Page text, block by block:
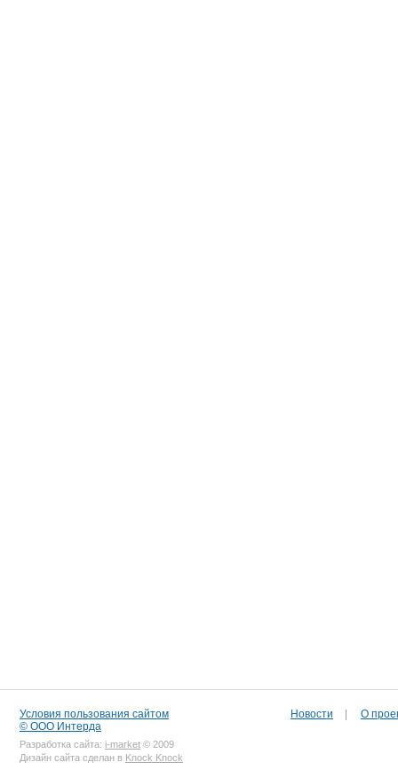
Условия пользования сайтом
© ООО Интерда
Разработка сайта: i-market © 2009
Дизайн сайта сделан в Knock Knock
Новости О